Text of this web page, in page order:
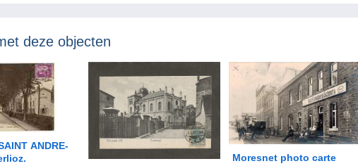
deze objecten
ANDRE-
Moresnet photo carte